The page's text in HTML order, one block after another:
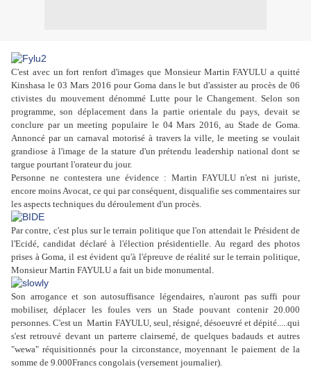
C'est avec un fort renfort d'images que Monsieur Martin FAYULU a quitté
Kinshasa le 03 Mars 2016 pour Goma dans le but d'assister au procès de 06
ctivistes du mouvement dénommé Lutte pour le Changement. Selon son
programme, son déplacement dans la partie orientale du pays, devait se
conclure par un meeting populaire le 04 Mars 2016, au Stade de Goma.
Annoncé par un carnaval motorisé à travers la ville, le meeting se voulait
grandiose à l'image de la stature d'un prétendu leadership national dont se
targue pourtant l'orateur du jour.
Personne ne contestera une évidence : Martin FAYULU n'est ni juriste,
encore moins Avocat, ce qui par conséquent, disqualifie ses commentaires sur
les aspects techniques du déroulement d'un procès.
Par contre, c'est plus sur le terrain politique que l'on attendait le Président de
l'Ecidé, candidat déclaré à l'élection présidentielle. Au regard des photos
prises à Goma, il est évident qu'à l'épreuve de réalité sur le terrain politique,
Monsieur Martin FAYULU a fait un bide monumental.
Son arrogance et son autosuffisance légendaires, n'auront pas suffi pour
mobiliser, déplacer les foules vers un Stade pouvant contenir 20.000
personnes. C'est un Martin FAYULU, seul, résigné, désoeuvré et dépité.....qui
s'est retrouvé devant un parterre clairsemé, de quelques badauds et autres
"wewa" réquisitionnés pour la circonstance, moyennant le paiement de la
somme de 9.000Francs congolais (versement journalier).